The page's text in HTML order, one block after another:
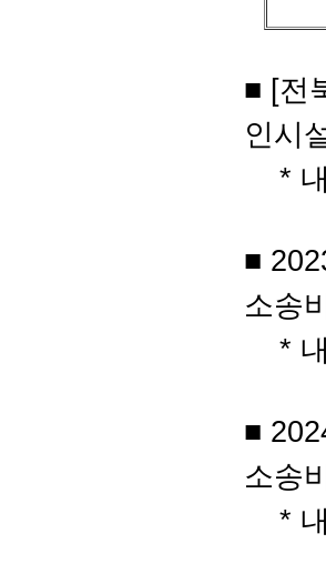
■ [전
인시
* 내
■
소송
* 내
■
소송
* 내